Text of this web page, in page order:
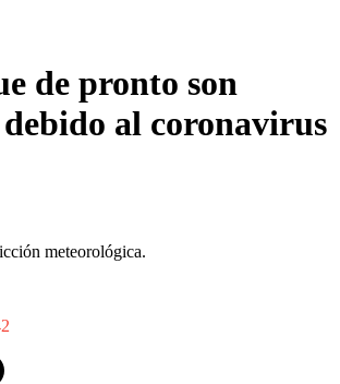
de pronto son
al coronavirus
meteorológica.